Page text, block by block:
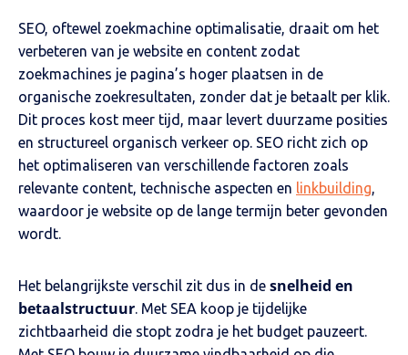
SEO, oftewel zoekmachine optimalisatie, draait om het
verbeteren van je website en content zodat
zoekmachines je pagina’s hoger plaatsen in de
organische zoekresultaten, zonder dat je betaalt per klik.
Dit proces kost meer tijd, maar levert duurzame posities
en structureel organisch verkeer op. SEO richt zich op
het optimaliseren van verschillende factoren zoals
relevante content, technische aspecten en linkbuilding,
waardoor je website op de lange termijn beter gevonden
wordt.
Het belangrijkste verschil zit dus in de snelheid en
betaalstructuur. Met SEA koop je tijdelijke
zichtbaarheid die stopt zodra je het budget pauzeert.